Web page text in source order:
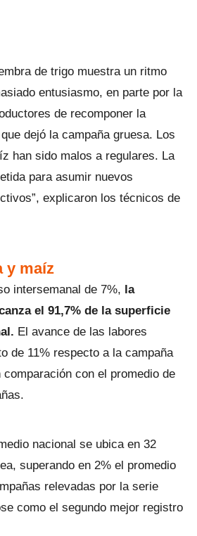
de trigo muestra un ritmo
entusiasmo, en parte por la
de recomponer la
dejó la campaña gruesa. Los
han sido malos a regulares. La
para asumir nuevos
explicaron los técnicos de
y maíz
intersemanal de 7%, la
el 91,7% de la superficie
El avance de las labores
de 11% respecto a la campaña
con el promedio de
nacional se ubica en 32
superando en 2% el promedio
relevadas por la serie
como el segundo mejor registro